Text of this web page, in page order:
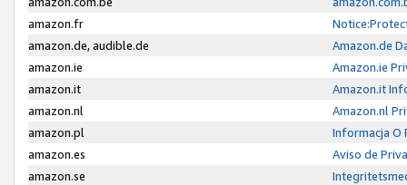
amazon.fr
amazon.de, audible.de
Amazon.de
amazon.ie
Amazon.ie
amazon.it
Amazon.it
amazon.nl
Amazon.nl
amazon.pl
Informacja O
amazon.es
Aviso de
amazon.se